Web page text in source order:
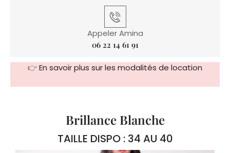
Appeler Amina
06 22 14 61 91
👉En savoir plus sur les modalités de location
Brillance Blanche
TAILLE DISPO : 34 AU 40